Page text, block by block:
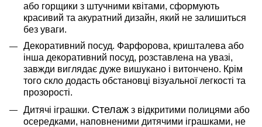
або горщики з штучними квітами, сформують
красивий та акуратний дизайн, який не залишиться
без уваги.
Декоративний посуд. Фарфорова, кришталева або
інша декоративний посуд, розставлена ​​на увазі,
завжди виглядає дуже вишукано і витончено. Крім
того скло додасть обстановці візуальної легкості та
прозорості.
Дитячі іграшки. Стелаж з відкритими полицями або
осередками, наповненими дитячими іграшками, не